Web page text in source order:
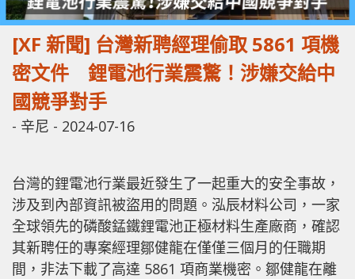
[XF 新聞] 台灣新聘經理偷取 5861 項機
密文件 鋰電池行業震驚！涉嫌交給中
國競爭對手
- 辛尼 - 2024-07-16
台灣的鋰電池行業最近發生了一起重大的安全事故，
涉及到內部資訊被盜用的問題。泓辰材料公司，一家
全球領先的磷酸錳鐵鋰電池正極材料生產廠商，確認
其新聘任的專案經理鄒健龍在僅僅三個月的任職期
間，非法下載了高達 5861 項商業機密。鄒健龍在離